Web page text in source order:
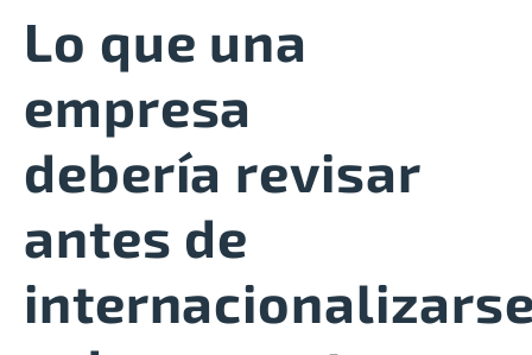
Lo que una
empresa
debería revisar
antes de